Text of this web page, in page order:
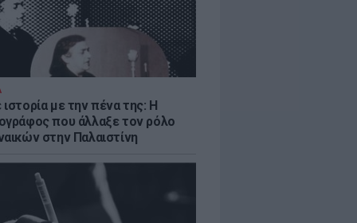
με την πένα της: Η
που άλλαξε τον ρόλο
στην Παλαιστίνη